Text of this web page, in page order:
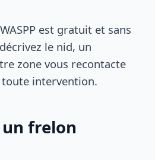
est gratuit et sans
le nid, un
zone vous recontacte
intervention.
frelon